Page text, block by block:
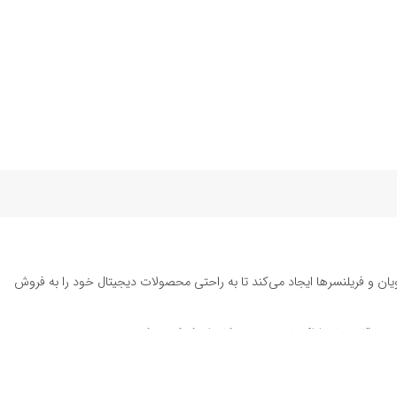
و فریلنسرها ایجاد می‌کند تا به راحتی محصولات دیجیتال خود را به فروش
تا قالب‌های ارائه پاورپوینت به کاربران کمک می‌کند تا زمان و هزینه‌های